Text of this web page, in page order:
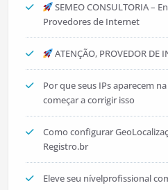
SEMEO CONSULTORIA –
Provedores de Internet
ATENÇÃO, PROVEDOR DE
Por que seus IPs aparecem
começar a corrigir isso
Como configurar
Registro.br
Eleve seu nívelprofissional